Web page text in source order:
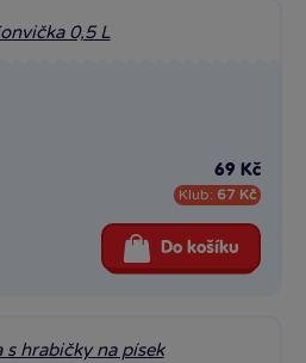
69 Kč
Klub: 67 Kč
Do košíku